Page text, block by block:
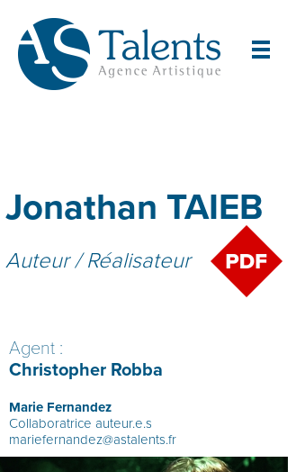
Jonathan TAIEB
Auteur / Réalisateur
Agent :
Christopher Robba
Marie Fernandez
Collaboratrice auteur.e.s
mariefernandez@astalents.fr